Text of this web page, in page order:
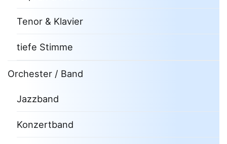
Tenor & Klavier
tiefe Stimme
Orchester / Band
Jazzband
Konzertband